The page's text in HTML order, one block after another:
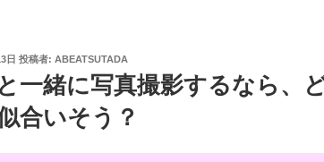
日 投稿者: ABEATSUTADA
一緒に写真撮影するなら、
合いそう？